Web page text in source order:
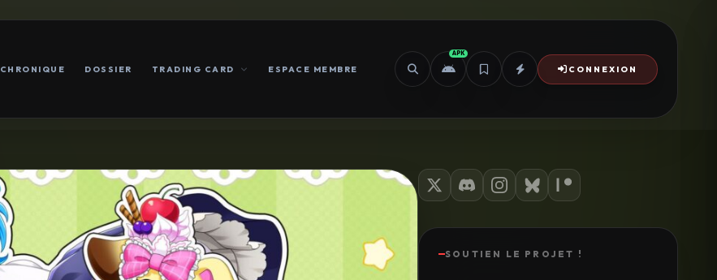
CHRONIQUE DOSSIER TRADING CARD ESPACE MEMBRE
APK
CONNEXION
SOUTIEN LE PROJET !